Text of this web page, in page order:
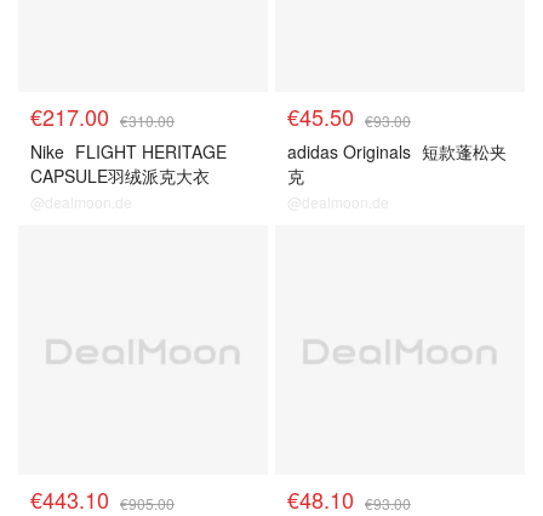
€217.00 €310.00
Nike FLIGHT HERITAGE
CAPSULE羽绒派克大衣
@dealmoon.de
€45.50 €93.00
adidas Originals 短款蓬松夹
克
@dealmoon.de
€443.10 €905.00 €48.10 €93.00